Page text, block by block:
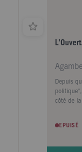
Depuis
côté de
EPUISÉ